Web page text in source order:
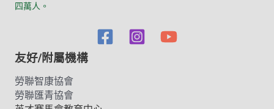
四萬人。
友好/附屬機構
勞聯智康協會
勞聯匯青協會